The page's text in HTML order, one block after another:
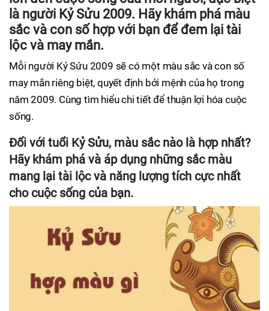
là người Kỷ Sửu 2009. Hãy khám phá màu
sắc và con số hợp với bạn để đem lại tài
lộc và may mắn.
Mỗi người Kỷ Sửu 2009 sẽ có một màu sắc và con số
may mắn riêng biệt, quyết định bởi mệnh của họ trong
năm 2009. Cùng tìm hiểu chi tiết để thuận lợi hóa cuộc
sống.
Đối với tuổi Kỷ Sửu, màu sắc nào là hợp nhất?
Hãy khám phá và áp dụng những sắc màu
mang lại tài lộc và năng lượng tích cực nhất
cho cuộc sống của bạn.